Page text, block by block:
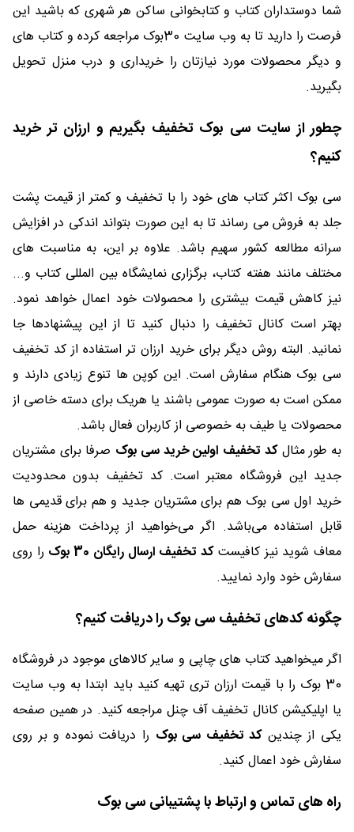
شما دوستداران کتاب و کتابخوانی ساکن هر شهری که باشید این
فرصت را دارید تا به وب سایت 30بوک مراجعه کرده و کتاب های
و دیگر محصولات مورد نیازتان را خریداری و درب منزل تحویل
بگیرید.
چطور از سایت سی بوک تخفیف بگیریم و ارزان تر خرید
کنیم؟
سی بوک اکثر کتاب های خود را با تخفیف و کمتر از قیمت پشت
جلد به فروش می رساند تا به این صورت بتواند اندکی در افزایش
سرانه مطالعه کشور سهیم باشد. علاوه بر این، به مناسبت های
مختلف مانند هفته کتاب، برگزاری نمایشگاه بین المللی کتاب و...
نیز کاهش قیمت بیشتری را محصولات خود اعمال خواهد نمود.
بهتر است کانال تخفیف را دنبال کنید تا از این پیشنهادها جا
نمانید. البته روش دیگر برای خرید ارزان تر استفاده از کد تخفیف
سی بوک هنگام سفارش است. این کوپن ها تنوع زیادی دارند و
ممکن است به صورت عمومی باشند یا هریک برای دسته خاصی از
محصولات یا طیف به خصوصی از کاربران فعال باشد.
به طور مثالکد تخفیف اولین خرید سی بوک صرفا برای مشتریان
جدید این فروشگاه معتبر است. کد تخفیف بدون محدودیت
خرید اول سی بوک هم برای مشتریان جدید و هم برای قدیمی ها
قابل استفاده می‌باشد. اگر می‌خواهید از پرداخت هزینه حمل
معاف شوید نیز کافیستکد تخفیف ارسال رایگان 30 بوک
را روی
سفارش خود وارد نمایید.
چگونه کدهای تخفیف سی بوک را دریافت کنیم؟
اگر میخواهید کتاب های چاپی و سایر کالاهای موجود در فروشگاه
30 بوک را با قیمت ارزان تری تهیه کنید باید ابتدا به وب سایت
یا اپلیکیشن کانال تخفیف آف چنل مراجعه کنید. در همین صفحه
یکی از چندینکد تخفیف سی بوک را دریافت نموده و بر روی
سفارش خود اعمال کنید.
راه های تماس و ارتباط با پشتیبانی سی بوک